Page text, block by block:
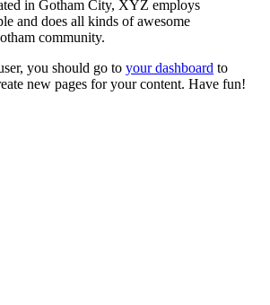
in Gotham City, XYZ employs
and does all kinds of awesome
community.
you should go to your dashboard to
new pages for your content. Have fun!